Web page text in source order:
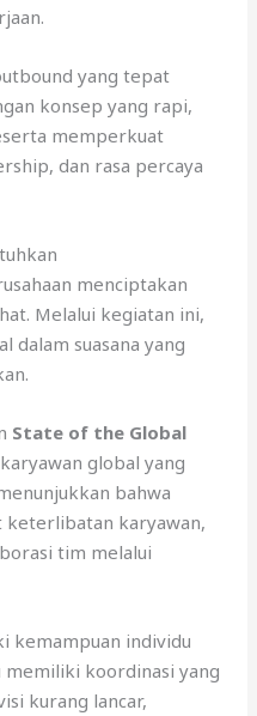
yang tepat
konsep yang rapi,
memperkuat
dan rasa percaya
menciptakan
Melalui kegiatan ini,
dalam suasana yang
State of the Global
global yang
bahwa
karyawan,
tim melalui
kemampuan individu
koordinasi yang
kurang lancar,